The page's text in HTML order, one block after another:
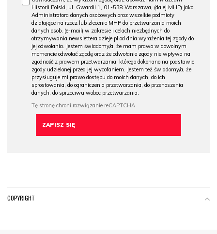
Historii Polski, ul. Gwardii 1, 01-538 Warszawa, (dalej MHP) jako
Administratora danych osobowych oraz wszelkie podmioty
działające na rzecz lub zlecenie MHP do przetwarzania moich
danych osob. (e-mail) w zakresie i celach niezbędnych do
otrzymywania newslettera dzieje.pl od dnia wyrażenia tej zgody do
jej odwołania. Jestem świadomy/a, że mam prawo w dowolnym
momencie odwołać zgodę oraz że odwołanie zgody nie wpływa na
zgodność z prawem przetwarzania, którego dokonano na podstawie
zgody udzielonej przed jej wycofaniem. Jestem też świadomy/a, że
przysługuje mi prawo dostępu do moich danych, do ich
sprostowania, do ograniczenia przetwarzania, do przenoszenia
danych, do sprzeciwu wobec przetwarzania.
COPYRIGHT